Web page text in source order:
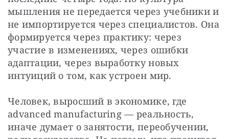
мышления не передается через учебники и
не импортируется через специалистов. Она
формируется через практику: через
участие в изменениях, через ошибки
адаптации, через выработку новых
интуиций о том, как устроен мир.
Человек, выросший в экономике, где
advanced manufacturing — реальность,
иначе думает о занятости, переобучении,